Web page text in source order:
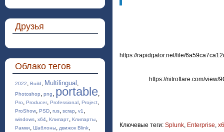
Друзья
Облако тегов
2022, Build, Multilingual ,
Photoshop, png, portable,
Pro, Producer, Professional, Project,
ProShow, PSD, rus, scrap, v1 ,
windows, x64, Клипарт, Клипарты,
Рамки, Шаблоны, движок Blink,
https://rapidgator.net/file/
https://nitroflare.com/view/
Ключевые теги: Splunk, Enterprise,